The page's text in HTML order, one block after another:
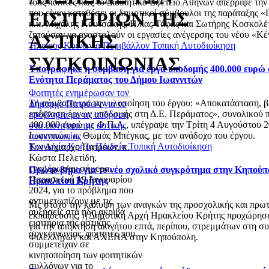
που είχαν καταθέσει οι δημοτικοί σύμβουλοι της παράταξης
κ.κ. Μιχάλης Κουτσάκης, Ηλίας Τάφας και Σωτήρης
ζητούσαν να ανασταλούν οι εργασίες ανέγερσης του νέου
ΉπειροςΚοινωνία Περιβάλλον Τοπική Αυτοδιοίκηση
Υπογράφηκε η σύμβαση για έργα υποδομής 400.000 ευρώ
Ενότητα Περάματος του Δήμου Ιωαννιτών
Τη σύμβαση για την υλοποίηση του έργου: «Αποκατάσταση,
επέκταση έργων υποδομής στη Δ.Ε. Περάματος», συνολικού
400.000 ευρώ με Φ.Π.Α., υπέγραψε την Τρίτη 4 Αυγούστου
Ιωαννιτών, κ. Θωμάς Μπέγκας, με τον ανάδοχο του έργου.
ΚοινωνίαΚρήτηΠαιδείαΤοπική Αυτοδιοίκηση
Πρώτο βήμα για το νέο σχολικό συγκρότημα στην
Ηρακλείου Κρήτης
Με στόχο την κάλυψη των αναγκών της προσχολικής και
εκπαίδευσης, η Δημοτική Αρχή Ηρακλείου Κρήτης
για την απόκτηση ακινήτου επτά, περίπου, στρεμμάτων στη
Φιλελλήνων και ΑΧΕΠΑ στην Κηπούπολη.
ΕΙΣΙΤΗΡΙΩΝ ΤΗΣ
ΑΣΤΙΚΗΣ
ΣΥΓΚΟΙΝΩΝΙΑΣ
Φοιτητές ενημέρωσαν τον
Δήμαρχο Πατρέων για το
πρόβλημα με τις αυξήσεις
στα εισιτήρια της αστικής
συγκοινωνίας
Τον Δήμαρχο Πατρέων, κ.
Κώστα Πελετίδη,
ενημέρωσαν σήμερα,
Παρασκευή 19 Ιανουαρίου
2024, για το πρόβλημα που
αντιμετωπίζουν με τις
αυξήσεις στα ήδη ακριβά
εισιτήρια της αστικής
συγκοινωνίας, φοιτητές που
συμμετείχαν σε
κινητοποίηση των φοιτητικών
συλλόγων για το